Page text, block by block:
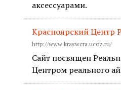
аксессуарами.
Красноярский Центр
http://www.kraswcra.ucoz.ru/
Сайт посвящен
Центром реального